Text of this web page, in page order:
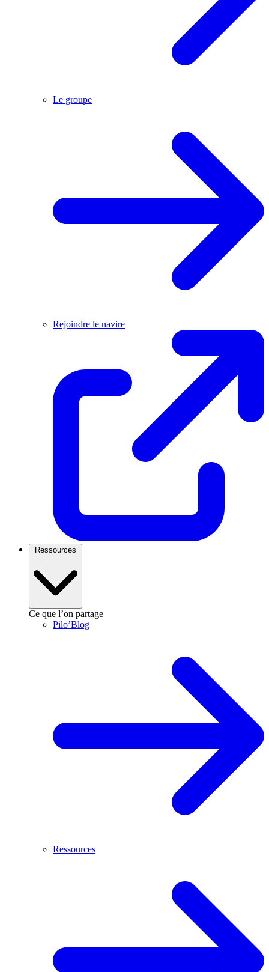
Le groupe
Rejoindre le navire
Ressources
Ce que l’on partage
Pilo’Blog
Ressources